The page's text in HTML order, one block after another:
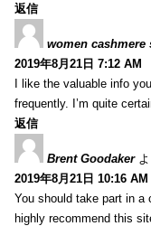
返信
women cashmere
2019年8月21日 7:12 AM
I like the valuable info
frequently. I’m quite
返信
Brent Goodaker
2019年8月21日 10:16 AM
You should take part in
highly recommend this